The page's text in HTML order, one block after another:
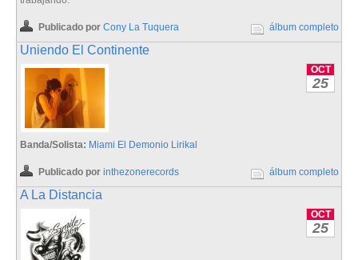
Publicado por Cony La Tuquera álbum completo
Uniendo El Continente
OCT
25
Banda/Solista: Miami El Demonio Lirikal
Publicado por inthezonerecords álbum completo
A La Distancia
OCT
25